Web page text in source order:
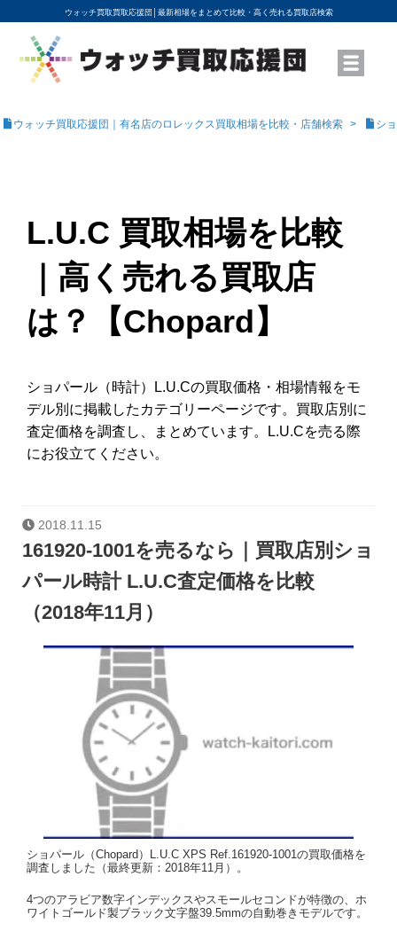
ウォッチ買取買取応援団│ 最新相場をまとめて比較・高く売れる買取店検索
YouTubeで動画を公開中
ROLEXモデル名から買取相場を調べる
高級時計ブランド名から買取相場を調べる
地域から買取店を探す
店舗名から買取店を探す
ブランド時計を高く売る方法
買取査定を依頼する
ウォッチ買取応援団｜有名店のロレックス買取相場を比較・店舗検索 シ
L.U.C 買取相場を比較
｜高く売れる買取店
は？【Chopard】
ショパール（時計）L.U.Cの買取価格・相場情報をモ
デル別に掲載したカテゴリーページです。買取店別に
査定価格を調査し、まとめています。L.U.Cを売る際
にお役立てください。
2018.11.15
161920-1001を売るなら｜買取店別ショ
パール時計 L.U.C査定価格を比較
（2018年11月）
ショパール（Chopard）L.U.C XPS Ref.161920-1001の買取価格を
調査しました（最終更新：2018年11月）。
4つのアラビア数字インデックスやスモールセコンドが特徴の、ホ
ワイトゴールド製ブラック文字盤39.5mmの自動巻きモデルです。